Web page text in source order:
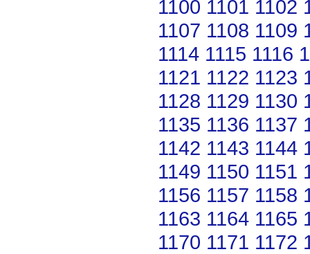
1100 1101 1102
1107 1108 1109
1114 1115 1116
1121 1122 1123
1128 1129 1130
1135 1136 1137
1142 1143 1144
1149 1150 1151
1156 1157 1158
1163 1164 1165
1170 1171 1172